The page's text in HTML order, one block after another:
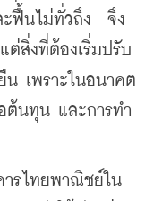
ะฟื้นไม่ทั่วถึง  จึง
ต่สิ่งที่ต้องเริ่มปรับ
น เพราะในอนาคต
ต้นทุน และการทำ
รไทยพาณิชย์ใน